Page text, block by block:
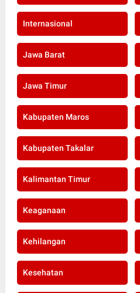
Internasional
Jawa Barat
Jawa Timur
Kabupaten Maros
Kabupaten Takalar
Kalimantan Timur
Keaganaan
Kehilangan
Kesehatan